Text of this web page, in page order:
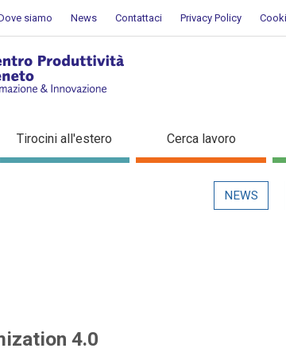
siamo News Contattaci Privacy Policy
4.0 - Dettaglio in
Tirocini all'estero Cerca lavoro
NEWS
4.0